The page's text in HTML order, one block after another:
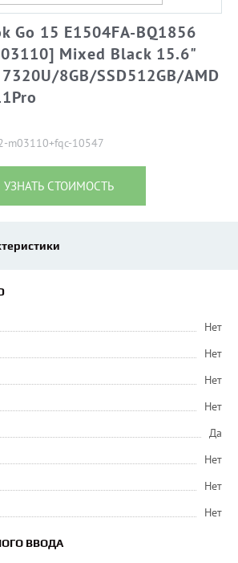
Go 15 E1504FA-BQ1856
Mixed Black 15.6"
8GB/SSD512GB/AMD
m03110+fqc-10547
УЗНАТЬ СТОИМОСТЬ
Нет
Нет
Нет
Нет
Да
Нет
Нет
Нет
ВВОДА